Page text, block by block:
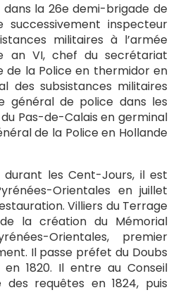
la 26e demi-brigade de
successivement inspecteur
militaires à l’armée
an VI, chef du secrétariat
de la Police en thermidor en
des subsistances militaires
général de police dans les
Pas-de-Calais en germinal
de la Police en Hollande
les Cent-Jours, il est
Orientales en juillet
Villiers du Terrage
la création du Mémorial
Orientales, premier
Il passe préfet du Doubs
en 1820. Il entre au Conseil
requêtes en 1824, puis